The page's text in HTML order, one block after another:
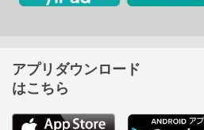
アプリダウンロード
はこちら